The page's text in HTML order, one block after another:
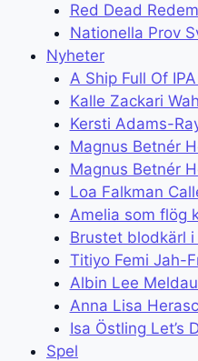
Red Dead
Nationella Prov
Nyheter
A Ship Full Of
Kalle Zackari
Kersti Adams-
Magnus Betnér
Magnus Betnér
Loa Falkman
Amelia som flög
Brustet blodkärl
Titiyo Femi Jah-
Albin Lee
Anna Lisa
Isa Östling Let’s
Spel